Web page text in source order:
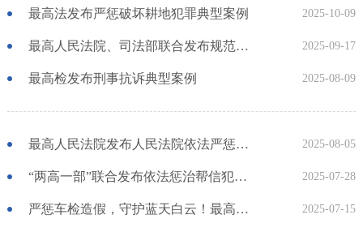
最高法发布严惩破坏耕地犯罪典型案例 2025-10-09
最高人民法院、司法部联合发布规范涉企执法司法行政复议、行政诉讼典型案例 2025-09-17
最高检发布刑事抗诉典型案例 2025-08-09
最高人民法院发布人民法院依法严惩医保骗保犯罪典型案例 2025-08-05
“两高一部”联合发布依法惩治帮信犯罪活动及相关犯罪典型案例 2025-07-28
严惩车检造假，守护蓝天白云！最高法发布人民法院依法审理涉机动车环境监管典型案例 2025-07-15